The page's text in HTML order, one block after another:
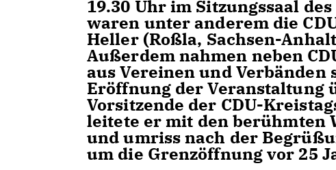
19.30 Uhr im Sitzungssaal
waren unter anderem die
Heller (Roßla, Sachsen-
Außerdem nahmen neben
aus Vereinen und
Eröffnung der Veranstaltung
Vorsitzende der CDU-
leitete er mit den berühmten
und umriss nach der
um die Grenzöffnung vor 25